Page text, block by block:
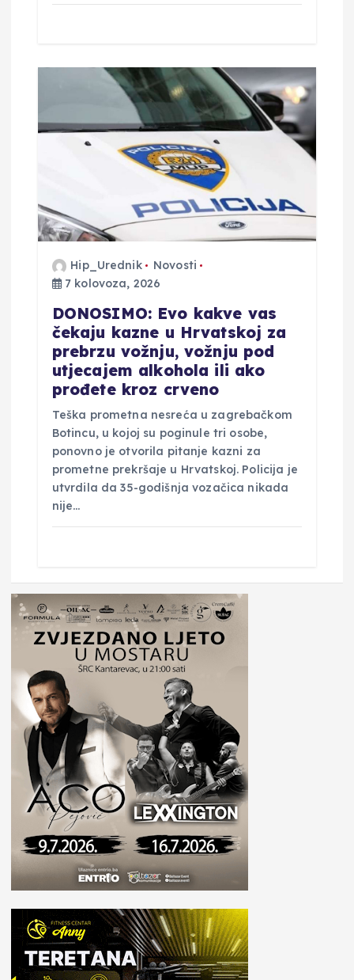
Hip_Urednik
Novosti
7 kolovoza, 2026
DONOSIMO: Evo kakve vas
čekaju kazne u Hrvatskoj za
prebrzu vožnju, vožnju pod
utjecajem alkohola ili ako
prođete kroz crveno
Teška prometna nesreća u zagrebačkom
Botincu, u kojoj su poginule tri osobe,
ponovno je otvorila pitanje kazni za
prometne prekršaje u Hrvatskoj. Policija je
utvrdila da 35-godišnja vozačica nikada
nije…